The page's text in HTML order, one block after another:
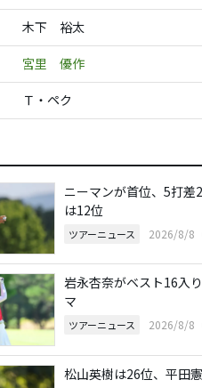
木下 裕太
宮里 優作
Ｔ・ペク
ニーマンが首位、5打
は12位
ツアーニュース 2026/8/8
岩永杏奈がベスト16入
マ
ツアーニュース 2026/8/8
松山英樹は26位、平田